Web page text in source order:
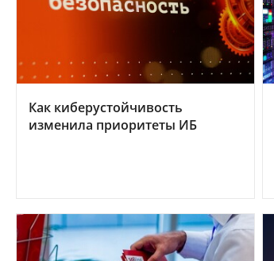
Как киберустойчивость
изменила приоритеты ИБ